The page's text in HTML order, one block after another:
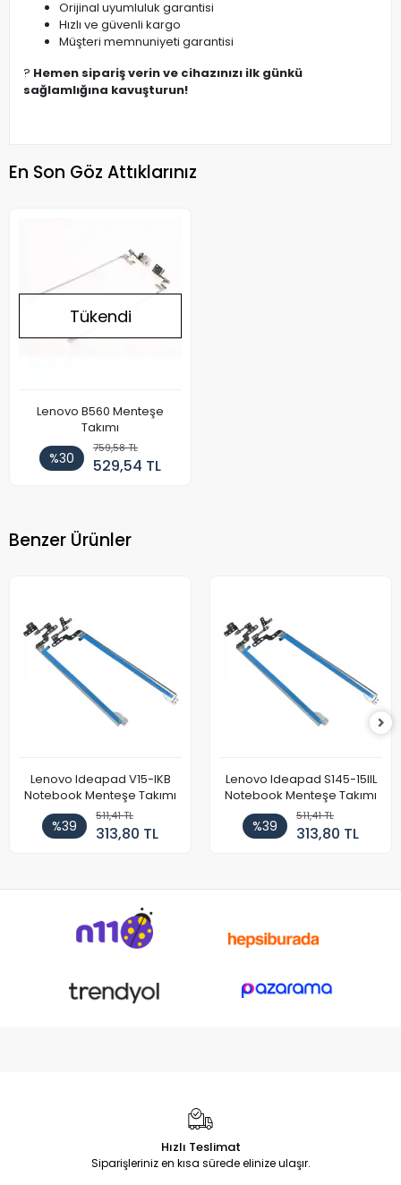
Orijinal uyumluluk garantisi
Hızlı ve güvenli kargo
Müşteri memnuniyeti garantisi
? Hemen sipariş verin ve cihazınızı ilk günkü
sağlamlığına kavuşturun!
En Son Göz Attıklarınız
Tükendi
Lenovo B560 Menteşe
Takımı
%30
759,58 TL
529,54 TL
Benzer Ürünler
Lenovo Ideapad V15-IKB
Notebook Menteşe Takımı
%39
511,41 TL
313,80 TL
Lenovo Ideapad S145-15IIL
Notebook Menteşe Takımı
%39
511,41 TL
313,80 TL
Hızlı Teslimat
Siparişleriniz en kısa sürede elinize ulaşır.